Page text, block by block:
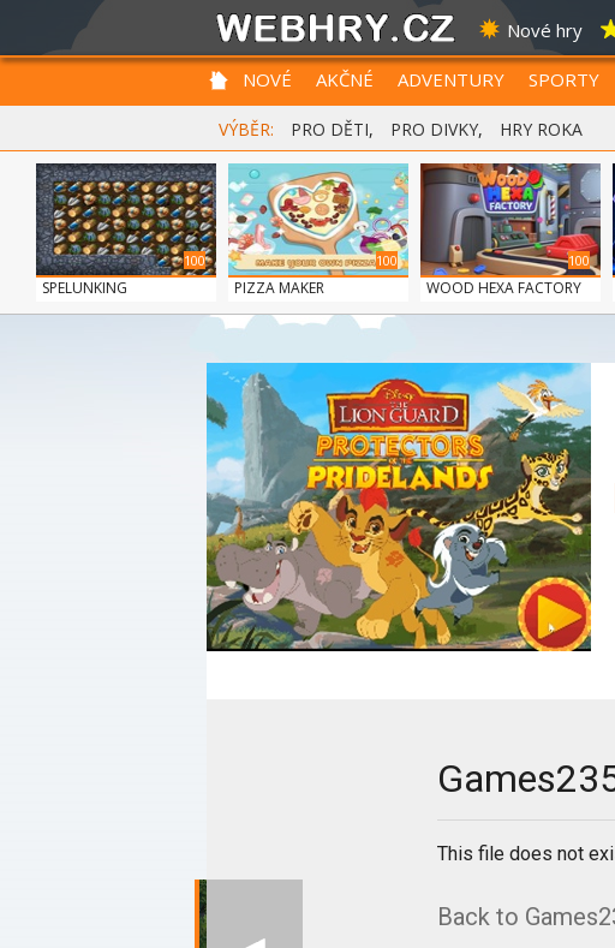
Nové hry
NOVÉ AKČNÉ ADVENTURY SPORTY
VÝBĚR: PRO DĚTI, PRO DIVKY, HRY ROKA
100
SPELUNKING
100
PIZZA MAKER
100
WOOD HEXA FACTORY